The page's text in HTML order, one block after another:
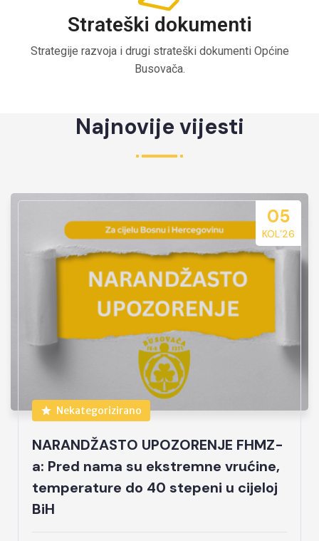
Strateški dokumenti
Strategije razvoja i drugi strateški dokumenti Općine
Busovača.
Najnovije vijesti
05
KOL’26
Nekategorizirano
NARANDŽASTO UPOZORENJE FHMZ-
a: Pred nama su ekstremne vrućine,
temperature do 40 stepeni u cijeloj
BiH